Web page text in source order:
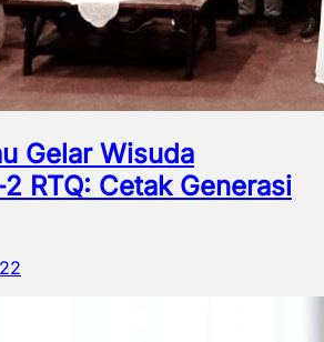
Gelar Wisuda
RTQ: Cetak Generasi